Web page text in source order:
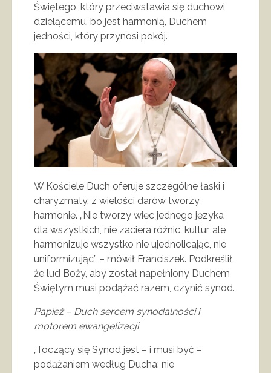
Świętego, który przeciwstawia się duchowi
dzielącemu, bo jest harmonią, Duchem
jedności, który przynosi pokój.
W Kościele Duch oferuje szczególne łaski i
charyzmaty, z wielości darów tworzy
harmonię. „Nie tworzy więc jednego języka
dla wszystkich, nie zaciera różnic, kultur, ale
harmonizuje wszystko nie ujednolicając, nie
uniformizując” – mówił Franciszek. Podkreślił,
że lud Boży, aby został napełniony Duchem
Świętym musi podążać razem, czynić synod.
Papież – Duch sercem synodalności i
motorem ewangelizacji
„Toczący się Synod jest – i musi być –
podążaniem według Ducha: nie